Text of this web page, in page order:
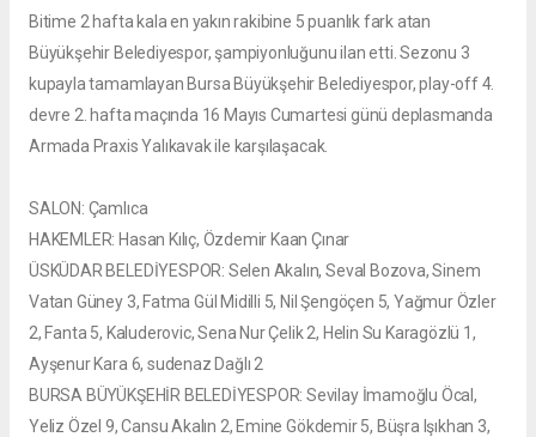
Bitime 2 hafta kala en yakın rakibine 5 puanlık fark atan
Büyükşehir Belediyespor, şampiyonluğunu ilan etti. Sezonu 3
kupayla tamamlayan Bursa Büyükşehir Belediyespor, play-off 4.
devre 2. hafta maçında 16 Mayıs Cumartesi günü deplasmanda
Armada Praxis Yalıkavak ile karşılaşacak.
SALON: Çamlıca
HAKEMLER: Hasan Kılıç, Özdemir Kaan Çınar
ÜSKÜDAR BELEDİYESPOR: Selen Akalın, Seval Bozova, Sinem
Vatan Güney 3, Fatma Gül Midilli 5, Nil Şengöçen 5, Yağmur Özler
2, Fanta 5, Kaluderovic, Sena Nur Çelik 2, Helin Su Karagözlü 1,
Ayşenur Kara 6, sudenaz Dağlı 2
BURSA BÜYÜKŞEHİR BELEDİYESPOR: Sevilay İmamoğlu Öcal,
Yeliz Özel 9, Cansu Akalın 2, Emine Gökdemir 5, Büşra Işıkhan 3,